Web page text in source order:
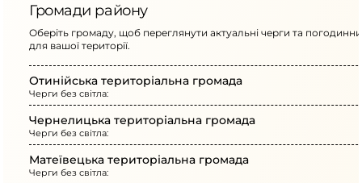
Громади району
Оберіть громаду, щоб переглянути актуальні черги та
для вашої території.
Отинійська територіальна громада
Черги без світла:
Чернелицька територіальна громада
Черги без світла:
Матеївецька територіальна громада
Черги без світла: